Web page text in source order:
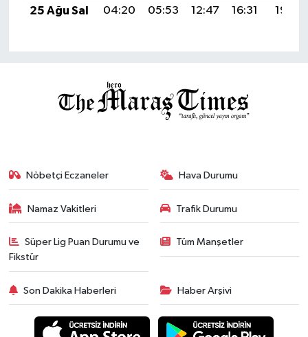
25 Ağu Sal
04:20 05:53 12:47 16:31 19:32
Nöbetçi Eczaneler Hava Durumu
Namaz Vakitleri Trafik Durumu
Süper Lig Puan Durumu ve
Fikstür
Tüm Manşetler
Son Dakika Haberleri Haber Arşivi